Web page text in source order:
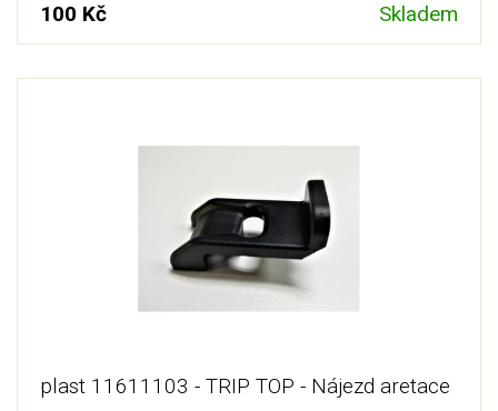
100 Kč Skladem
plast 11611103 - TRIP TOP - Nájezd aretace